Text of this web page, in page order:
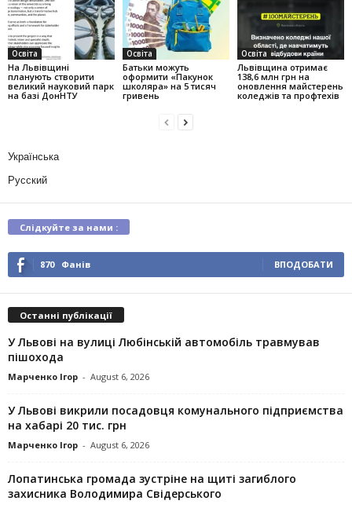
Освіта
На Львівщині
планують створити
великий науковий парк
на базі ДонНТУ
Освіта
Батьки можуть
оформити «Пакунок
школяра» на 5 тисяч
гривень
Освіта
Львівщина отримає
138,6 млн грн на
оновлення майстерень
коледжів та профтехів
Українська
Русский
Слідкуйте за нами :
870 Фанів ВПОДОБАТИ
Останні публікації
У Львові на вулиці Любінській автомобіль травмував
пішохода
Марченко Ігор - August 6, 2026
У Львові викрили посадовця комунального підприємства
на хабарі 20 тис. грн
Марченко Ігор - August 6, 2026
Лопатинська громада зустріне на щиті загиблого
захисника Володимира Свідерського